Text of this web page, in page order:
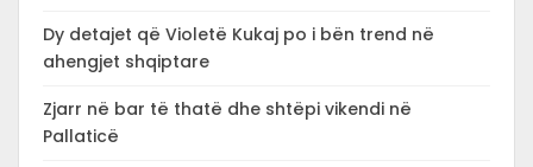
Dy detajet që Violetë Kukaj po i bën trend në
ahengjet shqiptare
Zjarr në bar të thatë dhe shtëpi vikendi në
Pallaticë